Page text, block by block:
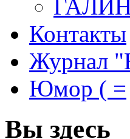
ГАЛИН
Контакты
Журнал
Юмор ( =
Вы здесь